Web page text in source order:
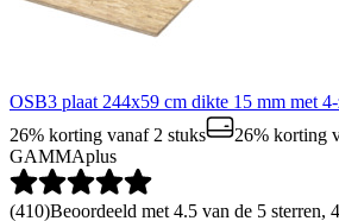
OSB3 plaat 244x59 cm dikte 15 mm met
26% korting vanaf 2 stuks
26% korting
GAMMAplus
(410)Beoordeeld met 4.5 van de 5 sterren,